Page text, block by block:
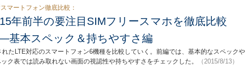
マートフォン徹底比較：
年前半の要注目SIMフリースマホを徹底比較
本スペック＆持ちやすさ編
れたLTE対応のスマートフォン6機種を比較していく。前編では、基本的なスペックや
ク表では読み取れない画面の視認性や持ちやすさをチェックした。
（2015/8/13）